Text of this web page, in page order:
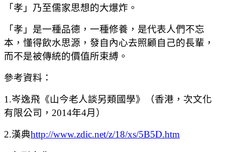
「孝」乃至儒家思想的大爆炸。
「孝」是一種品德，一種修養，是代表人們不忘
本，懂得飲水思源，發自內心去照顧自己的長輩，
而不是被傳統的價值所束縛。
參考資料：
1.岑逸飛《山今老人談另類國學》（香港，次文化
有限公司，2014年4月）
2.漢典http://www.zdic.net/z/18/xs/5B5D.htm